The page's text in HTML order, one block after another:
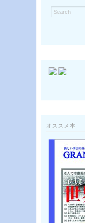
オススメ本